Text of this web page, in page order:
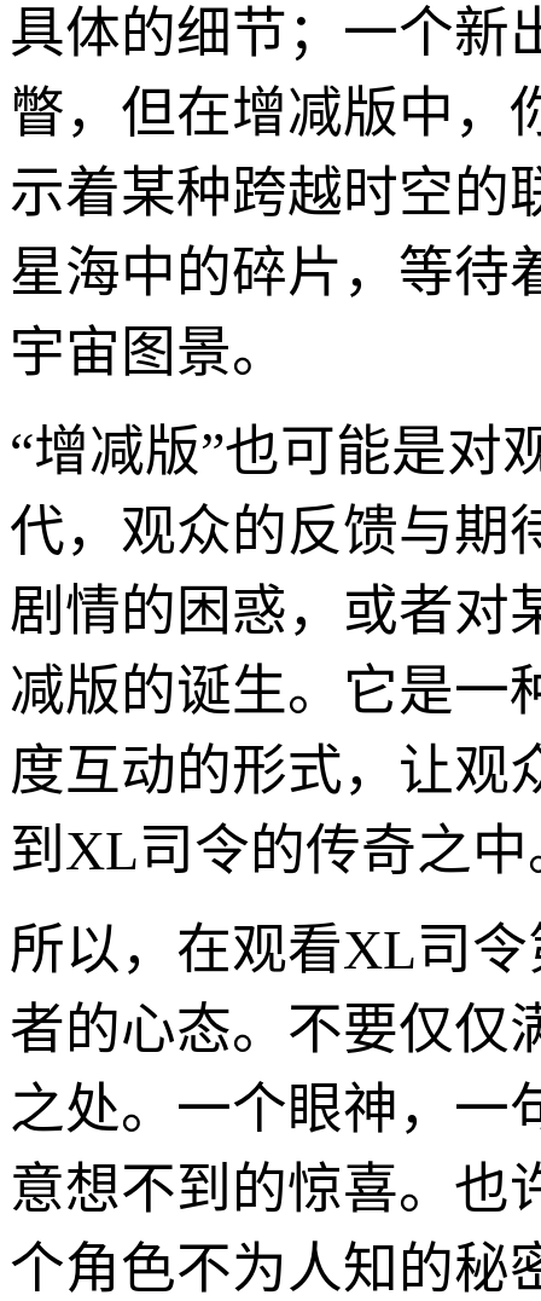
具体的细节；一个新
瞥，但在增减版中，
示着某种跨越时空的
星海中的碎片，等待
宇宙图景。
“增减版”也可能是对
代，观众的反馈与期
剧情的困惑，或者对
减版的诞生。它是一
度互动的形式，让观
到XL司令的传奇之中
所以，在观看XL司
者的心态。不要仅仅
之处。一个眼神，一
意想不到的惊喜。也
个角色不为人知的秘